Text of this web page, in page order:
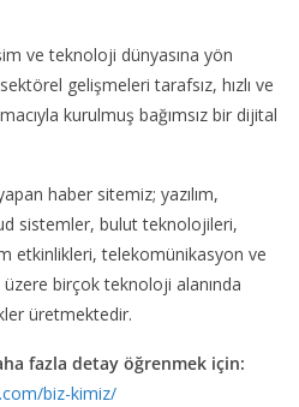
ve teknoloji dünyasına yön
gelişmeleri tarafsız, hızlı ve
kurulmuş bağımsız bir dijital
haber sitemiz; yazılım,
sistemler, bulut teknolojileri,
etkinlikleri, telekomünikasyon ve
birçok teknoloji alanında
üretmektedir.
fazla detay öğrenmek için:
biz-kimiz/